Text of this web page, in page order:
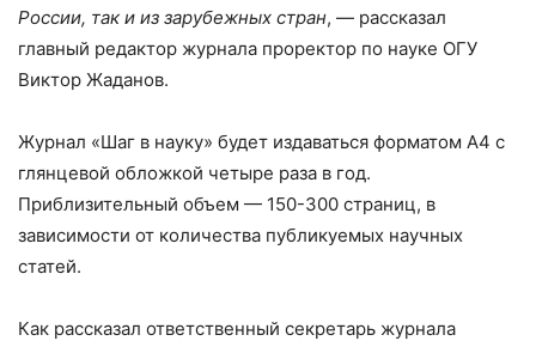
России, так и из зарубежных стран, — рассказал
главный редактор журнала проректор по науке ОГУ
Виктор Жаданов.
Журнал «Шаг в науку» будет издаваться форматом А4 с
глянцевой обложкой четыре раза в год.
Приблизительный объем — 150-300 страниц, в
зависимости от количества публикуемых научных
статей.
Как рассказал ответственный секретарь журнала